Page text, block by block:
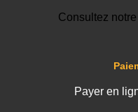
Payer en
Consultez